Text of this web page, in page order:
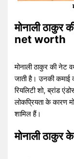
मोनाली
net worth
मोनाली ठाकुर की नेट
जाती है। उनकी कमाई
रियलिटी शो, ब्रांड
लोकप्रियता के कारण
शामिल हैं।
मोनाली ठाकुरके